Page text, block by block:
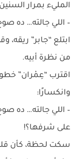
المليء بمرار
– اللي جالته… ده
ابتلع “جابر”
من نظرة أبيه.
اقترب “عِمْران”
وانكسارًا:
– اللي جالته… ده
على شرفها؟!
سكت لحظة، كأن